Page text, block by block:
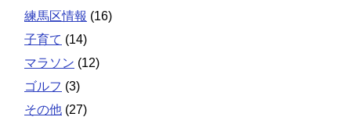
練馬区情報 (16)
子育て (14)
マラソン (12)
ゴルフ (3)
その他 (27)